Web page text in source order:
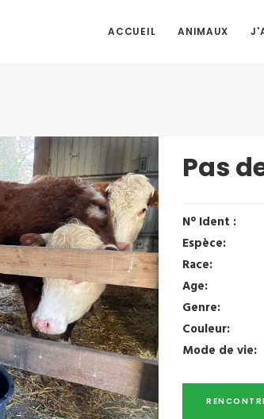
ACCUEIL ANIMAUX
Pas
N° Ident :
Espèce:
Race:
Age:
Genre:
Couleur:
Mode de vie: